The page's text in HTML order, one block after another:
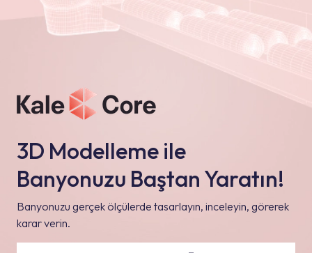
3D Modelleme ile
Banyonuzu Baştan Yaratın!
Banyonuzu gerçek ölçülerde tasarlayın, inceleyin, görerek
karar verin.